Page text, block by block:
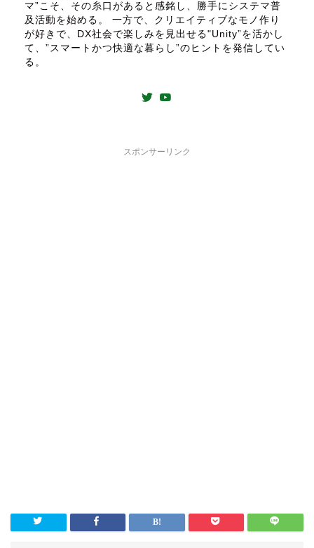
マ”こそ、その糸口があると感銘し、勝手にシステマ普
及活動を始める。 一方で、クリエイティブなモノ作り
が好きで、DX社会で楽しみを見出せる"Unity”を活かし
て、”スマートかつ快適な暮らし”のヒントを発信してい
る。
スポンサーリンク